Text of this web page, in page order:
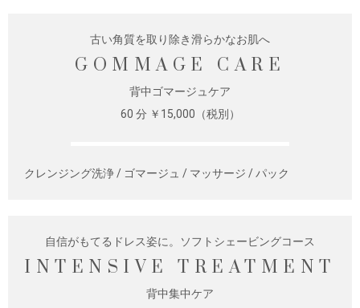
古い角質を取り除き滑らかなお肌へ
GOMMAGE CARE
背中ゴマージュケア
60 分 ￥15,000（税別）
クレンジング洗浄 / ゴマージュ / マッサージ / パック
自信がもてるドレス姿に。ソフトシェービングコース
INTENSIVE TREATMENT
背中集中ケア